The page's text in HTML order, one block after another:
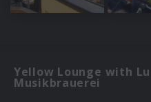
Yellow Lounge with
Musikbrauerei